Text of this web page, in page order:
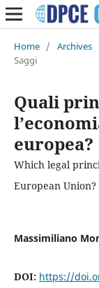
Home / Archives
Saggi
Quali
europea?
Which legal
European Union?
Massimiliano
DOI: https://